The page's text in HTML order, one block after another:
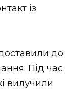
із
до
Під час
вилучили